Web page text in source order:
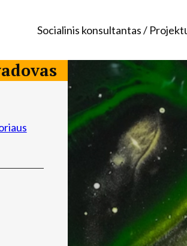
Socialinis konsultantas /